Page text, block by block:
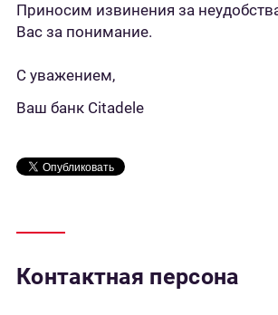
Приносим извинения за
Вас за понимание.
С уважением,
Ваш банк Citadele
Контактная персона